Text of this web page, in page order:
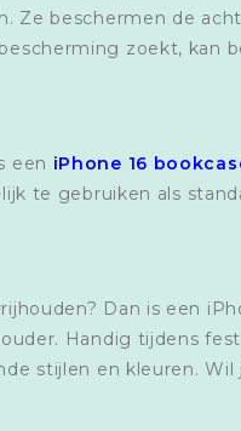
Ze beschermen de
zoekt, kan
een iPhone 16
te gebruiken als
Dan is een
Handig tijdens
stijlen en kleuren.